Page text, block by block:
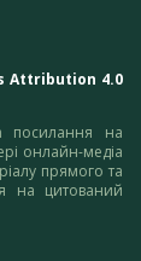
Attribution 4.0
посилання на
онлайн-медіа
прямого та
на цитований